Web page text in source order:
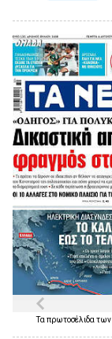
Τα πρωτοσέλιδα των